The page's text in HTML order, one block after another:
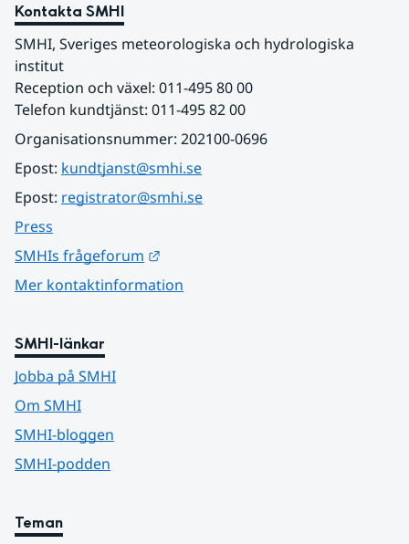
Kontakta SMHI
SMHI, Sveriges meteorologiska och hydrologiska
institut
Reception och växel: 011-495 80 00
Telefon kundtjänst: 011-495 82 00
Organisationsnummer: 202100-0696
Epost: kundtjanst@smhi.se
Epost: registrator@smhi.se
Press
SMHIs frågeforum
Mer kontaktinformation
SMHI-länkar
Jobba på SMHI
Om SMHI
SMHI-bloggen
SMHI-podden
Teman